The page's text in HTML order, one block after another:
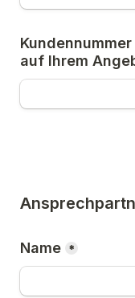
auf Ihrem
Name *